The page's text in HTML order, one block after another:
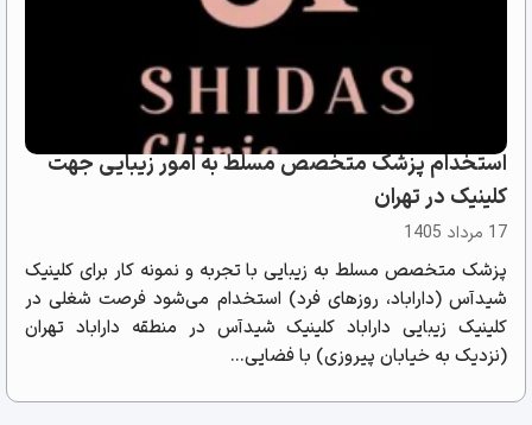
استخدام پزشک متخصص مسلط به امور زیبایی جهت
کلینیک در تهران
17 مرداد 1405
پزشک متخصص مسلط به زیبایی با تجربه و نمونه کار برای کلینیک
شیدآس (داراباد، روزهای فرد) استخدام می‌شود فرصت شغلی در
کلینیک زیبایی داراباد کلینیک شیدآس در منطقه داراباد تهران
(نزدیک به خیابان پیروزی) با فضایی...